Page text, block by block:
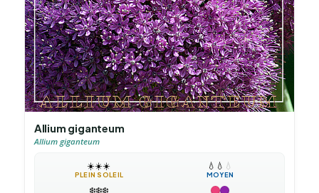
Allium giganteum
Allium giganteum
☀️☀️☀️
PLEIN SOLEIL
💧 💧 💧
MOYEN
❄️❄️❄️